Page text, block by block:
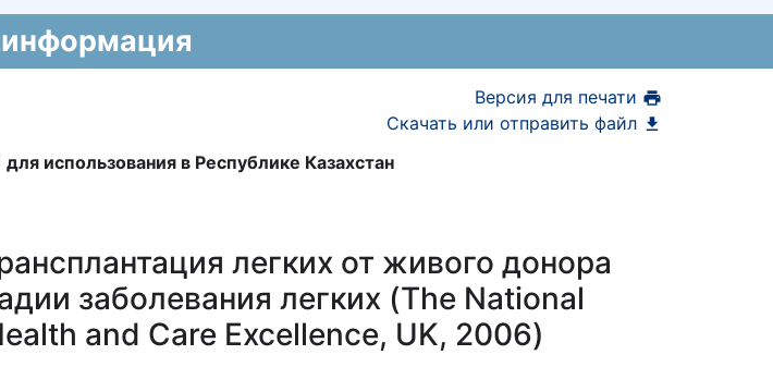
Версия для печати
Скачать или отправить файл
использования в Республике Казахстан
легких от живого донора
заболевания легких (The National
and Care Excellence, UK, 2006)